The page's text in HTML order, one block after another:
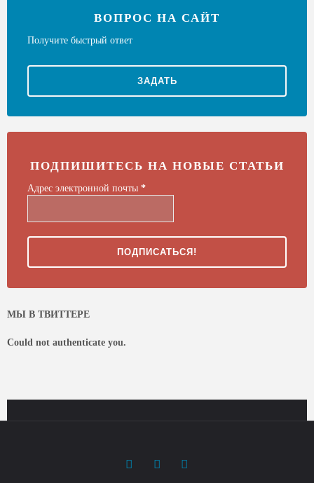
ВОПРОС НА САЙТ
Получите быстрый ответ
ЗАДАТЬ
ПОДПИШИТЕСЬ НА НОВЫЕ СТАТЬИ
Адрес электронной почты *
МЫ В ТВИТТЕРЕ
Could not authenticate you.